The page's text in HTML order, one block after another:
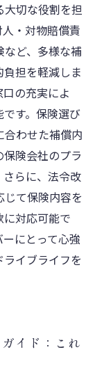
切な役割を担
・対物賠償責
ど、多様な補
担を軽減しま
の充実によ
す。保険選び
わせた補償内
険会社のプラ
らに、法令改
て保険内容を
対応可能で
にとって心強
イブライフを
イド：これ